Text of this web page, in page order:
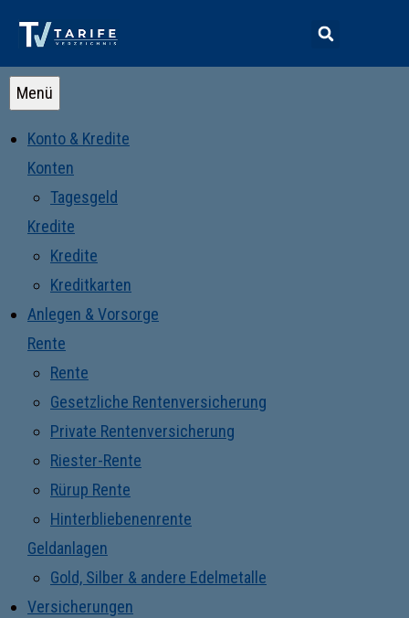
Menü
Konto & Kredite
Konten
Tagesgeld
Kredite
Kredite
Kreditkarten
Anlegen & Vorsorge
Rente
Rente
Gesetzliche Rentenversicherung
Private Rentenversicherung
Riester-Rente
Rürup Rente
Hinterbliebenenrente
Geldanlagen
Gold, Silber & andere Edelmetalle
Versicherungen